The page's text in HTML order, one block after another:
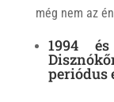
még nem az
1994
periódus